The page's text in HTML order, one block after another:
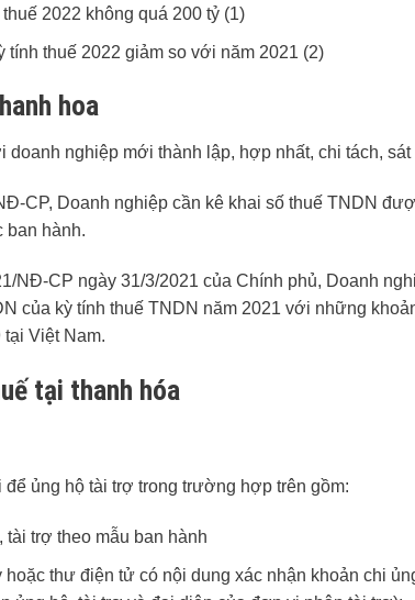
2022 không quá 200 tỷ (1)
tính thuế 2022 giảm so với năm 2021 (2)
hoa
doanh nghiệp mới thành lập, hợp nhất, chi tách,
CP, Doanh nghiệp cần kê khai số thuế TNDN
ban hành.
NĐ-CP ngày 31/3/2021 của Chính phủ, Doanh
của kỳ tính thuế TNDN năm 2021 với những
Việt Nam.
tại thanh hóa
ủng hộ tài trợ trong trường hợp trên gồm:
tài trợ theo mẫu ban hành
thư điện tử có nội dung xác nhận khoản chi